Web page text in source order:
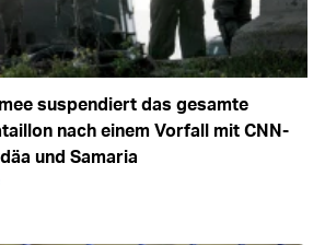
suspendiert das gesamte
nach einem Vorfall mit CNN-
und Samaria